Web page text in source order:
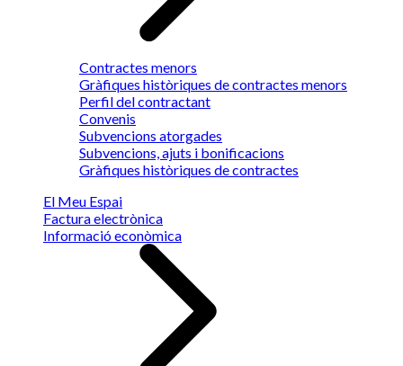
Contractes menors
Gràfiques històriques de contractes menors
Perfil del contractant
Convenis
Subvencions atorgades
Subvencions, ajuts i bonificacions
Gràfiques històriques de contractes
El Meu Espai
Factura electrònica
Informació econòmica